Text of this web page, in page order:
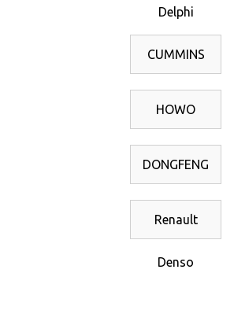
Delphi
CUMMINS
HOWO
DONGFENG
Renault
Denso